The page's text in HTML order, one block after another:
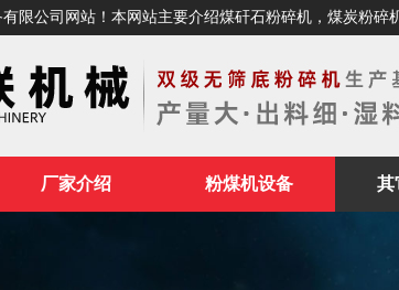
限公司网站！本网站主要介绍煤矸石粉碎机，煤炭粉碎
厂家介绍 粉煤机设备 其